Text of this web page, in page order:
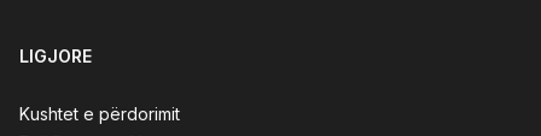
LIGJORE
Kushtet e përdorimit